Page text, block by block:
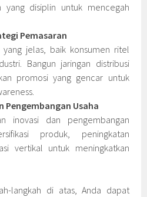
yang disiplin untuk mencegah
Pemasaran
jelas, baik konsumen ritel
Bangun jaringan distribusi
promosi yang gencar untuk
Pengembangan Usaha
inovasi dan pengembangan
produk, peningkatan
vertikal untuk meningkatkan
langkah di atas, Anda dapat